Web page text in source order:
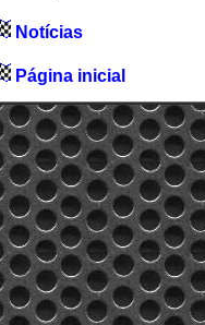
Notícias
Página inicial